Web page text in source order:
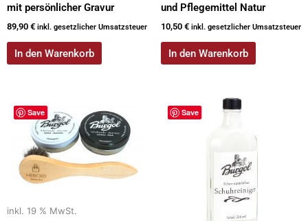
mit persönlicher Gravur
89,90 € inkl. gesetzlicher Umsatzsteuer
In den Warenkorb
und Pflegemittel Natur
10,50 € inkl. gesetzlicher Umsatzsteuer
In den Warenkorb
Save
inkl. 19 % MwSt.
Save